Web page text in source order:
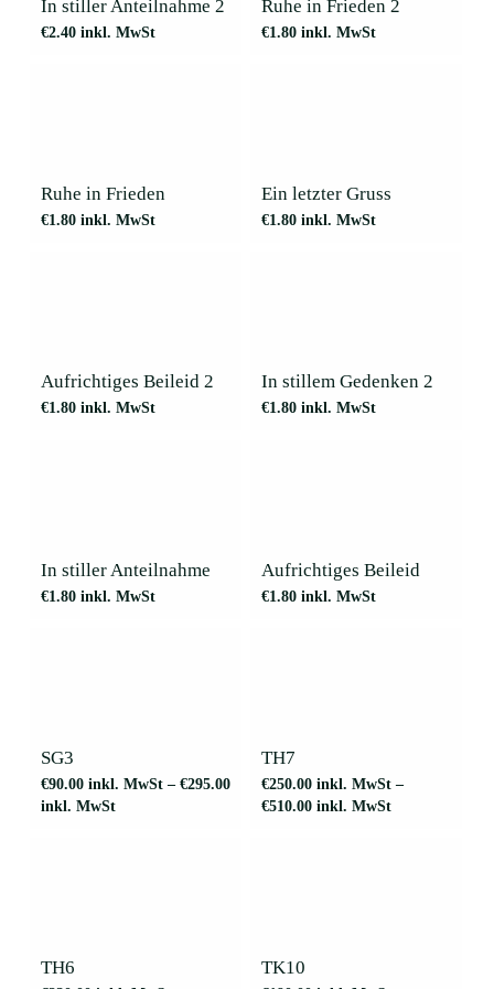
In stiller Anteilnahme 2
€2.40 inkl. MwSt
Ruhe in Frieden 2
€1.80 inkl. MwSt
Ruhe in Frieden
€1.80 inkl. MwSt
Ein letzter Gruss
€1.80 inkl. MwSt
Aufrichtiges Beileid 2
€1.80 inkl. MwSt
In stillem Gedenken 2
€1.80 inkl. MwSt
In stiller Anteilnahme
€1.80 inkl. MwSt
Aufrichtiges Beileid
€1.80 inkl. MwSt
mehrere
auf.
Die
SG3
€90.00 inkl. MwSt– €295.00
inkl. MwSt
mehrere
auf.
Die
TH7
€250.00 inkl. MwSt –
€510.00 inkl. MwSt
mehrere
TH6
mehrere
TK10